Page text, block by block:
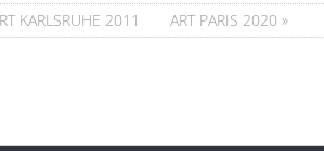
KARLSRUHE 2011 ART PARIS 2020 »